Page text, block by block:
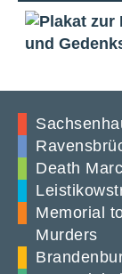
Death
Memorial
Murders